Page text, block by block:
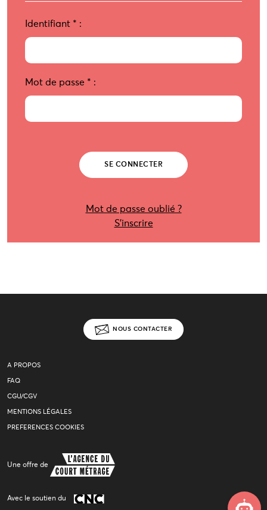
Identifiant * :
Mot de passe * :
Mot de passe oublié ?
S’inscrire
NOUS CONTACTER
A PROPOS
FAQ
CGU/CGV
MENTIONS LÉGALES
PREFERENCES COOKIES
Une offre de
Avec le soutien du